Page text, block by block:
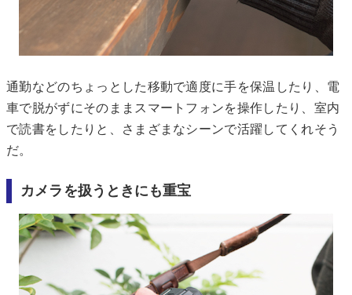
通勤などのちょっとした移動で適度に手を保温したり、電
車で脱がずにそのままスマートフォンを操作したり、室内
で読書をしたりと、さまざまなシーンで活躍してくれそう
だ。
カメラを扱うときにも重宝